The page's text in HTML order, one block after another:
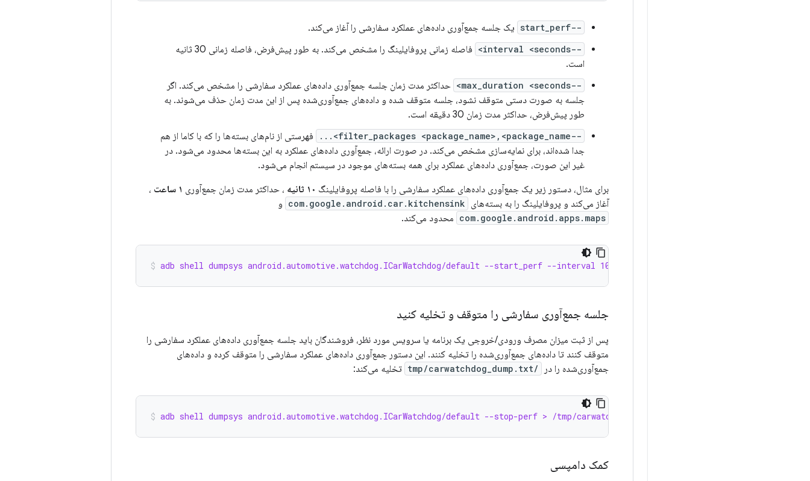
--start_perf یک جلسه جمع‌آوری داده‌های عملکرد سفارشی را آغاز می‌کند.
--interval <seconds>
فاصله زمانی پروفایلینگ را مشخص می‌کند. به طور پیش‌فرض، فاصله زمانی 30 ثانیه
است.
--max_duration <seconds>
حداکثر مدت زمان جلسه جمع‌آوری داده‌های عملکرد سفارشی را مشخص می‌کند. اگر
جلسه به صورت دستی متوقف نشود، جلسه متوقف شده و داده‌های جمع‌آوری‌شده پس از این مدت زمان حذف می‌شوند. به
طور پیش‌فرض، حداکثر مدت زمان 30 دقیقه است.
--filter_packages <package_name>,<package_name>...
فهرستی از نام‌های بسته‌ها را که با کاما از هم
جدا شده‌اند، برای نمایه‌سازی مشخص می‌کند. در صورت ارائه، جمع‌آوری داده‌های عملکرد به این بسته‌ها محدود می‌شود. در
غیر این صورت، جمع‌آوری داده‌های عملکرد برای همه بسته‌های موجود در سیستم انجام می‌شود.
برای مثال، دستور زیر یک جمع‌آوری داده‌های عملکرد سفارشی را با فاصله پروفایلینگ ۱۰ ثانیه ، حداکثر مدت زمان جمع‌آوری ۱ ساعت
،
آغاز می‌کند و پروفایلینگ را به بسته‌های com.google.android.car.kitchensink و
com.google.android.apps.maps محدود می‌کند.
adb shell dumpsys android.automotive.watchdog.ICarWatchdog/default --start_perf --interval 10 --max_duration 3600 --filter_packages
جلسه جمع‌آوری سفارشی را متوقف و تخلیه کنید
پس از ثبت میزان مصرف ورودی/خروجی یک برنامه یا سرویس مورد نظر، فروشندگان باید جلسه جمع‌آوری داده‌های عملکرد سفارشی را
متوقف کنند تا داده‌های جمع‌آوری‌شده را تخلیه کنند. این دستور جمع‌آوری داده‌های عملکرد سفارشی را متوقف کرده و داده‌های
جمع‌آوری‌شده را در
/tmp/carwatchdog_dump.txt تخلیه می‌کند:
adb shell dumpsys android.automotive.watchdog.ICarWatchdog/default --stop-perf > /tmp/carwatchdog_custom_dump.txt
کمک دامپسی